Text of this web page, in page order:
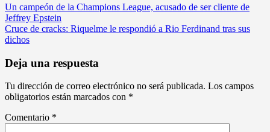
Navegación
de
entradas
Un campeón de la Champions League, acusado de ser cliente de
Jeffrey Epstein
Cruce de cracks: Riquelme le respondió a Rio Ferdinand tras sus
dichos
Deja una respuesta
Tu dirección de correo electrónico no será publicada. Los campos
obligatorios están marcados con *
Comentario *